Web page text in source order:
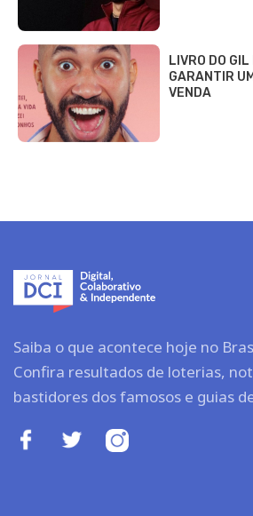
LIVRO DO GIL
GARANTIR
VENDA
Saiba o que acontece hoje no
Confira resultados de loterias,
bastidores dos famosos e guias